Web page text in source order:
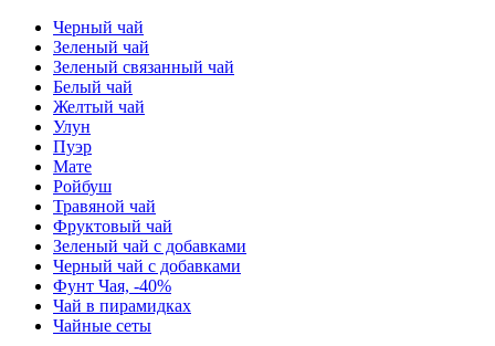
Черный чай
Зеленый чай
Зеленый связанный чай
Белый чай
Желтый чай
Улун
Пуэр
Мате
Ройбуш
Травяной чай
Фруктовый чай
Зеленый чай с добавками
Черный чай с добавками
Фунт Чая, -40%
Чай в пирамидках
Чайные сеты